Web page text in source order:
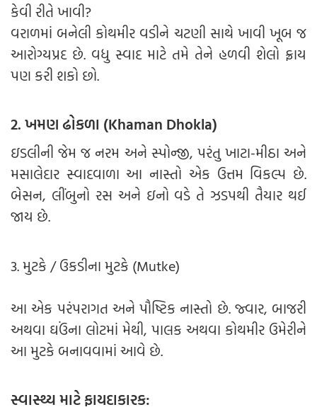
કેવી રીતે ખાવી?
વરાળમાં બનેલી કોથમીર વડીને ચટણી સાથે ખાવી ખૂબ જ
આરોગ્યપ્રદ છે. વધુ સ્વાદ માટે તમે તેને હળવી શેલો ફ્રાય
પણ કરી શકો છો.
2. ખમણ ઢોકળા (Khaman Dhokla)
ઇડલીની જેમ જ નરમ અને સ્પોન્જી, પરંતુ ખાટા-મીઠા અને
મસાલેદાર સ્વાદવાળા આ નાસ્તો એક ઉત્તમ વિકલ્પ છે.
બેસન, લીંબુનો રસ અને ઇનો વડે તે ઝડપથી તૈયાર થઈ
જાય છે.
3. મુટકે / ઉકડીના મુટકે (Mutke)
આ એક પરંપરાગત અને પૌષ્ટિક નાસ્તો છે. જ્વાર, બાજરી
અથવા ઘઉંના લોટમાં મેથી, પાલક અથવા કોથમીર ઉમેરીને
આ મુટકે બનાવવામાં આવે છે.
સ્વાસ્થ્ય માટે ફાયદાકારક: